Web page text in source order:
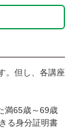
。但し、各講座
満65歳～69歳
る身分証明書